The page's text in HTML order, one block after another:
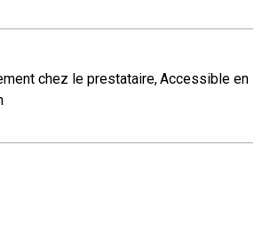
chez le prestataire Accessible en